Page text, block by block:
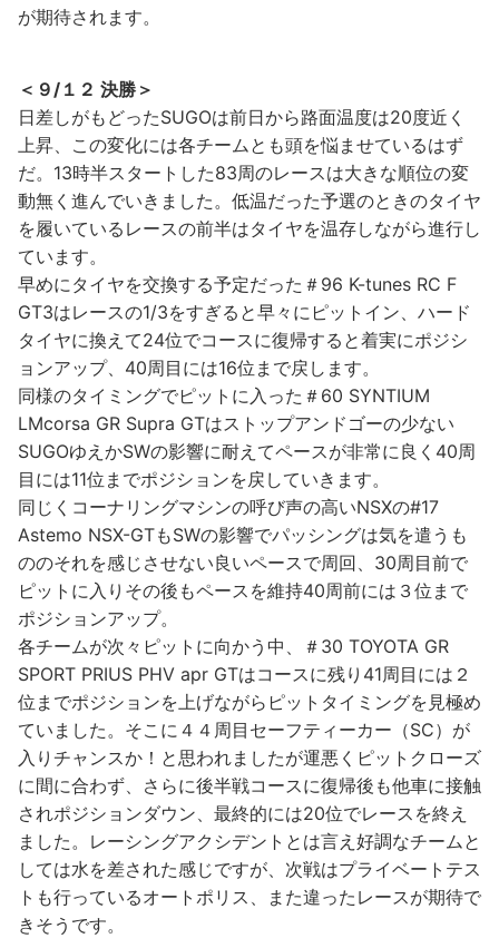
が期待されます。
＜９/１２ 決勝＞
日差しがもどったSUGOは前日から路面温度は20度近く
上昇、この変化には各チームとも頭を悩ませているはず
だ。13時半スタートした83周のレースは大きな順位の変
動無く進んでいきました。低温だった予選のときのタイヤ
を履いているレースの前半はタイヤを温存しながら進行し
ています。
早めにタイヤを交換する予定だった＃96 K-tunes RC F
GT3はレースの1/3をすぎると早々にピットイン、ハード
タイヤに換えて24位でコースに復帰すると着実にポジシ
ョンアップ、40周目には16位まで戻します。
同様のタイミングでピットに入った＃60 SYNTIUM
LMcorsa GR Supra GTはストップアンドゴーの少ない
SUGOゆえかSWの影響に耐えてペースが非常に良く40周
目には11位までポジションを戻していきます。
同じくコーナリングマシンの呼び声の高いNSXの#17
Astemo NSX-GTもSWの影響でパッシングは気を遣うも
ののそれを感じさせない良いペースで周回、30周目前で
ピットに入りその後もペースを維持40周前には３位まで
ポジションアップ。
各チームが次々ピットに向かう中、＃30 TOYOTA GR
SPORT PRIUS PHV apr GTはコースに残り41周目には２
位までポジションを上げながらピットタイミングを見極め
ていました。そこに４４周目セーフティーカー（SC）が
入りチャンスか！と思われましたが運悪くピットクローズ
に間に合わず、さらに後半戦コースに復帰後も他車に接触
されポジションダウン、最終的には20位でレースを終え
ました。レーシングアクシデントとは言え好調なチームと
しては水を差された感じですが、次戦はプライベートテス
トも行っているオートポリス、また違ったレースが期待で
きそうです。